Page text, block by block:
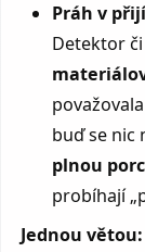
Práh v
Detektor
buď se nic
plnou
probíhají
Jednou větou: